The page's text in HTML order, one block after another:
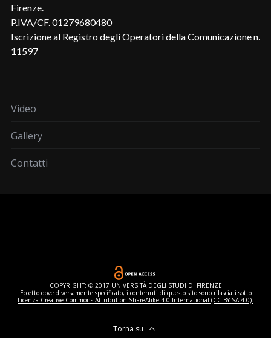
Firenze.
P.IVA/CF. 01279680480
Iscrizione al Registro degli Operatori della Comunicazione n.
11597
Video
Gallery
Contatti
COPYRIGHT: © 2017 UNIVERSITÀ DEGLI STUDI DI FIRENZE
Eccetto dove diversamente specificato, i contenuti di questo sito sono rilasciati sotto
Licenza Creative Commons Attribution ShareAlike 4.0 International (CC BY-SA 4.0).
Torna su